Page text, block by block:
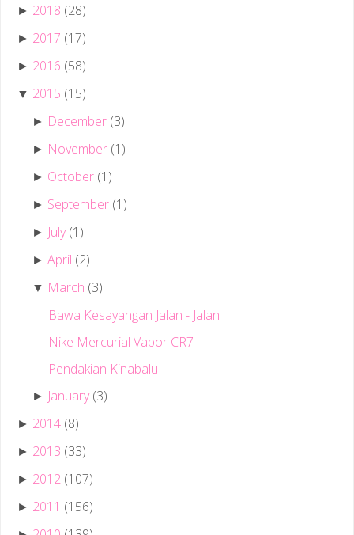
► 2018 (28)
► 2017 (17)
► 2016 (58)
▼ 2015 (15)
► December (3)
► November (1)
► October (1)
► September (1)
► July (1)
►April (2)
▼ March (3)
Bawa Kesayangan Jalan - Jalan
Nike Mercurial Vapor CR7
Pendakian Kinabalu
► January (3)
► 2014 (8)
► 2013 (33)
► 2012 (107)
► 2011 (156)